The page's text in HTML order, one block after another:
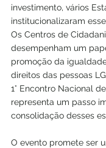
investimento, vários
institucionalizaram
Os Centros de
desempenham um
promoção da
direitos das pessoas
1° Encontro Nacional
representa um passo
consolidação desses
O evento promete ser